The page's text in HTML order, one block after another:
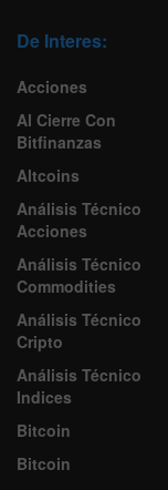
Descarga nuestra
De Interes:
Acciones
Al Cierre Con
Bitfinanzas
Altcoins
Análisis Técnico
Acciones
Análisis Técnico
Commodities
Análisis Técnico